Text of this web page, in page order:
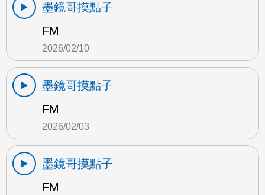
墨鏡哥摸點子
FM
2026/02/10
墨鏡哥摸點子
FM
2026/02/03
墨鏡哥摸點子
FM